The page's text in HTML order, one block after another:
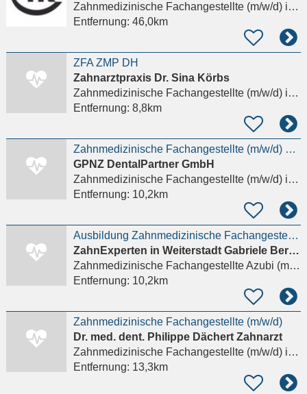
Zahnmedizinische Fachangestellte (m/w/d)in Mannheim, Feudenheim
Entfernung: 46,0km
ZFA ZMP DH
Zahnarztpraxis Dr. Sina Körbs
Zahnmedizinische Fachangestellte (m/w/d)in Weiterstadt
Entfernung: 8,8km
Zahnmedizinische Fachangestellte (m/w/d) 1.500 € Willkommensbonus
GPNZ DentalPartner GmbH
Zahnmedizinische Fachangestellte (m/w/d)in Weiterstadt
Entfernung: 10,2km
Ausbildung Zahnmedizinische Fachangestellte (m/w/d)
ZahnExperten in Weiterstadt Gabriele Bernhard & Kollegen
Zahnmedizinische Fachangestellte Azubi (m/w/d)
Entfernung: 10,2km
Zahnmedizinische Fachangestellte (m/w/d)
Dr. med. dent. Philippe Dächert Zahnarzt
Zahnmedizinische Fachangestellte (m/w/d)in Flörsheim am Main
Entfernung: 13,3km